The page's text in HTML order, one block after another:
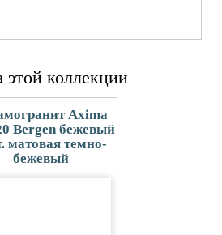
этой коллекции
Axima
Bergen бежевый
матовая темно-
бежевый